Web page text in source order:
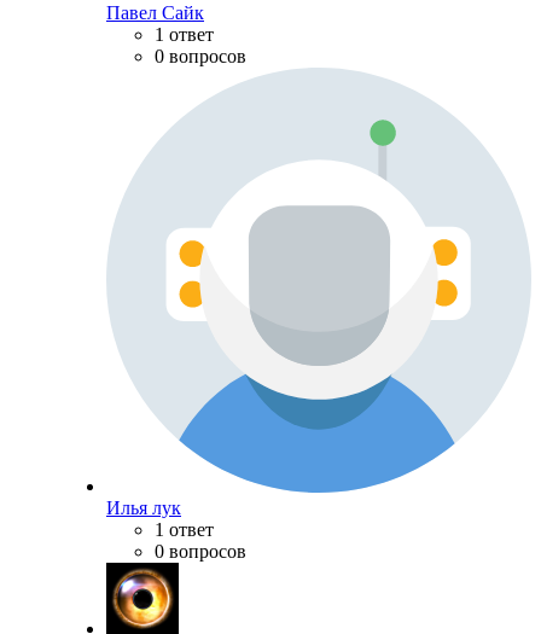
Павел Сайк
1 ответ
0 вопросов
Илья лук
1 ответ
0 вопросов